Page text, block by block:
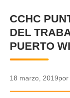
CCHC
DEL
PUERTO
18 marzo, 2019